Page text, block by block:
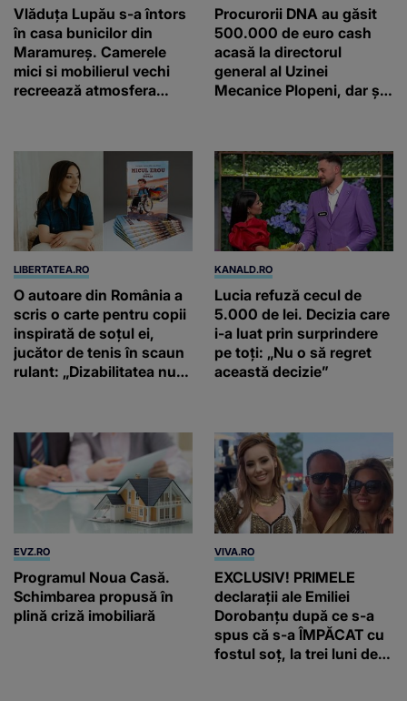
Vlăduța Lupău s-a întors
în casa bunicilor din
Maramureș. Camerele
mici si mobilierul vechi
recreează atmosfera
Procurorii DNA au găsit
500.000 de euro cash
acasă la directorul
general al Uzinei
Mecanice Plopeni, dar și
LIBERTATEA.RO
O autoare din România a
scris o carte pentru copii
inspirată de soțul ei,
jucător de tenis în scaun
rulant: „Dizabilitatea nu
KANALD.RO
Lucia refuză cecul de
5.000 de lei. Decizia care
i-a luat prin surprindere
pe toți: „Nu o să regret
această decizie”
EVZ.RO
Programul Noua Casă.
Schimbarea propusă în
plină criză imobiliară
VIVA.RO
EXCLUSIV! PRIMELE
declarații ale Emiliei
Dorobanțu după ce s-a
spus că s-a ÎMPĂCAT cu
fostul soț, la trei luni de